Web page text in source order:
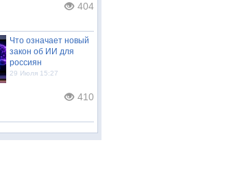
404
Что означает новый
закон об ИИ для
россиян
29 Июля 15:27
410